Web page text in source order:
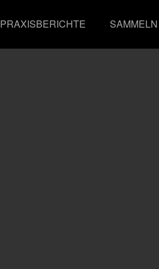
PRAXISBERICHTE SAMMELN